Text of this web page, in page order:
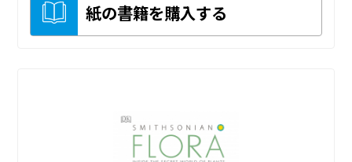
紙の書籍を購入する